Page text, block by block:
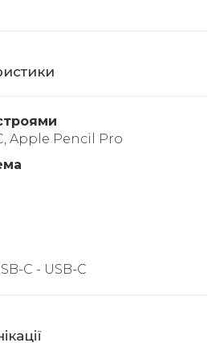
Apple Pencil Pro
C - USB-C